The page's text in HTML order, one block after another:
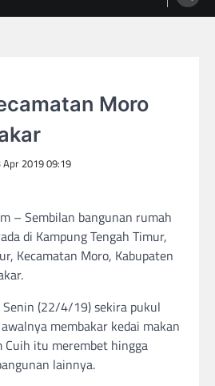
Moro
Apr 2019 09:19
– Sembilan bangunan rumah
di Kampung Tengah Timur,
Kecamatan Moro, Kabupaten
(22/4/19) sekira pukul
membakar kedai makan
Cuih itu merembet hingga
lainnya.